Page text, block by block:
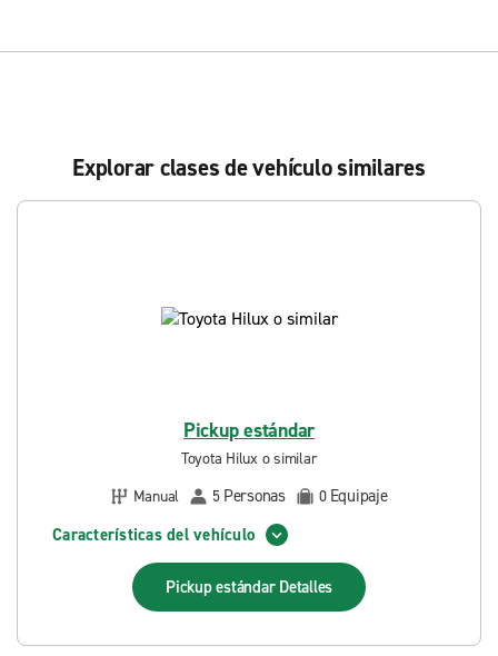
Explorar clases de vehículo similares
Pickup estándar
Toyota Hilux o similar
Manual
5 Personas 0 Equipaje
Características del vehículo
Pickup estándar Detalles